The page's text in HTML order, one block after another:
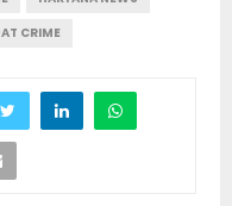
CRIME